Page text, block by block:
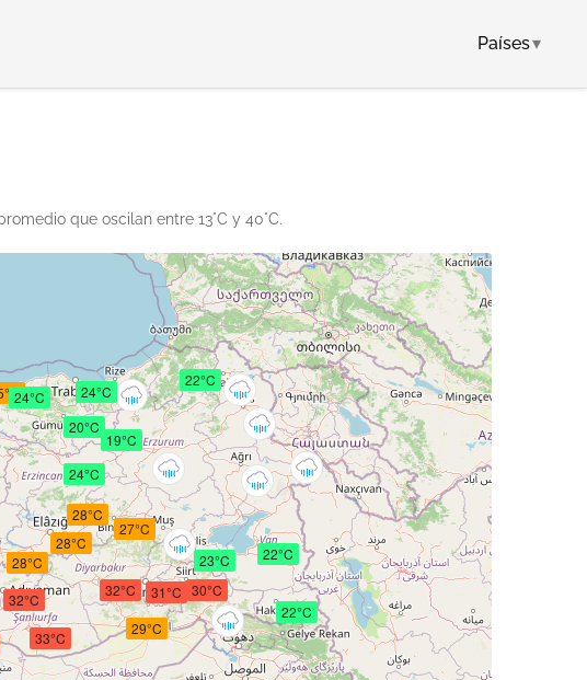
Países▾
que oscilan entre 13°C y 40°C.
32°C
28°C
22°C
20°C
24°C
28°C
31°C
23°C
22°C
33°C
30°C
24°C
28°C
22°C
19°C
32°C
24°C
27°C
29°C